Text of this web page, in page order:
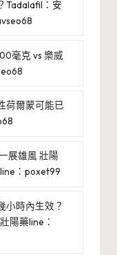
Tadalafil：安
毫克 vs 樂威
荷爾蒙可能已
展雄風 壯陽
：poxet99
小時內生效？
陽藥line：